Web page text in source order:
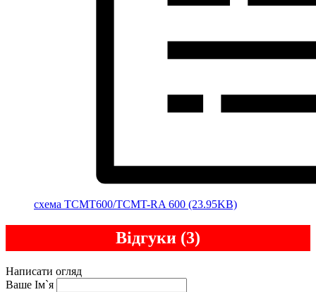
cхема TCMT600/TCMT-RA 600 (23.95KB)
Відгуки (3)
Написати огляд
Ваше Ім`я